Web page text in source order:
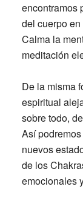
encontramos
del cuerpo
Calma la
meditación
De la misma
espiritual
sobre todo,
Así
nuevos
de los
emocionales